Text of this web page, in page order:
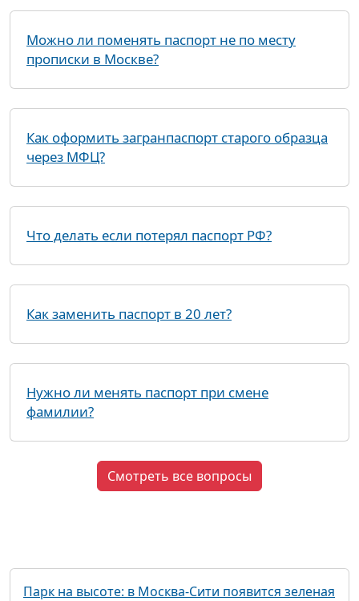
Можно ли поменять паспорт не по месту
прописки в Москве?
Как оформить загранпаспорт старого образца
через МФЦ?
Что делать если потерял паспорт РФ?
Как заменить паспорт в 20 лет?
Нужно ли менять паспорт при смене
фамилии?
Смотреть все вопросы
Парк на высоте: в Москва-Сити появится зеленая